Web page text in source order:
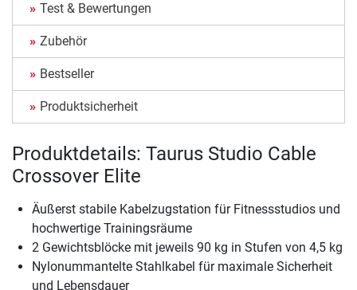
Test & Bewertungen
Zubehör
Bestseller
Produktsicherheit
Produktdetails: Taurus Studio Cable
Crossover Elite
Äußerst stabile Kabelzugstation für Fitnessstudios und
hochwertige Trainingsräume
2 Gewichtsblöcke mit jeweils 90 kg in Stufen von 4,5 kg
Nylonummantelte Stahlkabel für maximale Sicherheit
und Lebensdauer